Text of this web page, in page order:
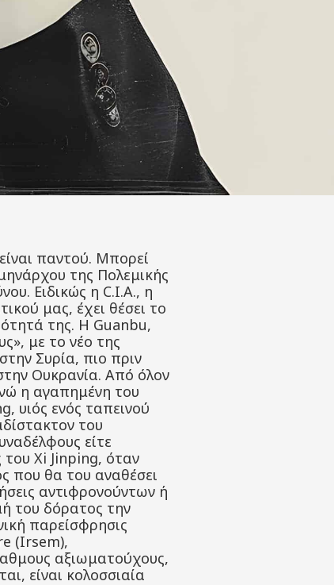
παντού. Μπορεί
της Πολεμικής
Ειδικώς η C.I.A., η
μας, έχει θέσει το
της. Η Guanbu,
με το νέο της
Συρία, πιο πριν
Ουκρανία. Από όλον
η αγαπημένη του
υιός ενός ταπεινού
του
είτε
του Xi Jinping, όταν
που θα του αναθέσει
αντιφρονούντων ή
του δόρατος την
παρείσφρησις
(Irsem),
αξιωματούχους,
είναι κολοσσιαία